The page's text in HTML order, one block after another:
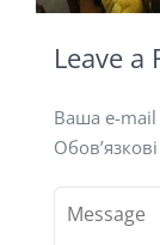
Leave a
Ваша e-